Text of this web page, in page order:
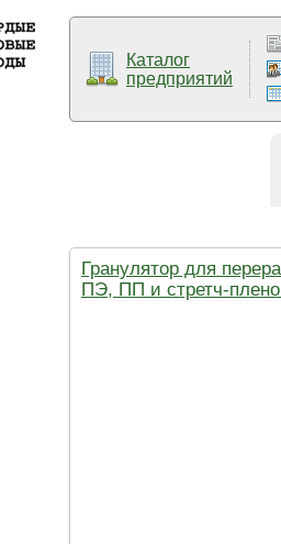
Каталог
предприятий
Гранулятор для
ПЭ, ПП и стретч-